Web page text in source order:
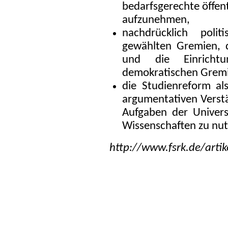
bedarfsgerechte
aufzunehmen,
nachdrücklich
gewählten Gremien,
und die
demokratischen
die Studienreform
argumentativen
Aufgaben der
Wissenschaften zu
http://www.fsrk.de/